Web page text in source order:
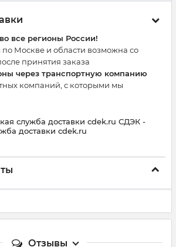
все регионы России!
по Москве и области возможна со
принятия заказа
через транспортную компанию
компаний, с которыми мы
служба доставки cdek.ru СДЭК -
доставки cdek.ru
Отзывы